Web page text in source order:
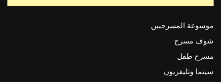
موسوعة المسرحيين
شوف مسرح
مسرح طفل
سينما وتليفزيون